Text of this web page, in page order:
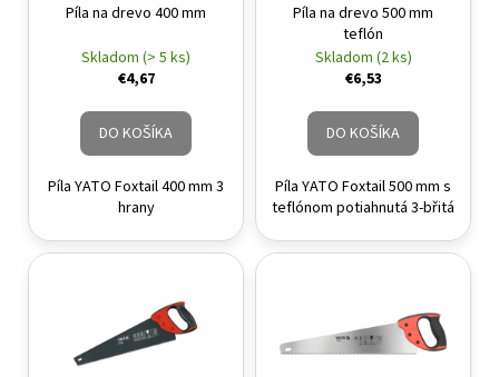
Píla na drevo 400 mm
Skladom (> 5 ks)
€4,67
DO KOŠÍKA
Píla YATO Foxtail 400 mm 3
hrany
Píla na drevo 500 mm
teflón
Skladom (2 ks)
€6,53
DO KOŠÍKA
Píla YATO Foxtail 500 mm s
teflónom potiahnutá 3-břitá